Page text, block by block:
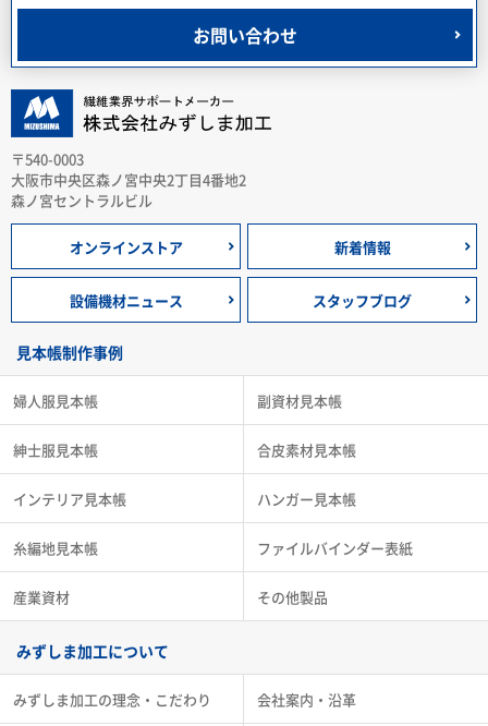
お問い合わせ
〒540-0003
大阪市中央区森ノ宮中央2丁目4番地2
森ノ宮セントラルビル
オンラインストア 新着情報
設備機材ニュース スタッフブログ
見本帳制作事例
婦人服見本帳
紳士服見本帳
インテリア見本帳
糸編地見本帳
産業資材
副資材見本帳
合皮素材見本帳
ハンガー見本帳
ファイルバインダー表紙
その他製品
みずしま加工について
みずしま加工の理念・こだわり 会社案内・沿革